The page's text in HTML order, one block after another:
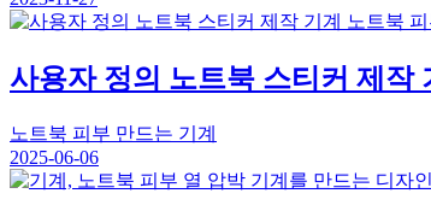
사용자 정의 노트북 스티커 제작
노트북 피부 만드는 기계
2025-06-06